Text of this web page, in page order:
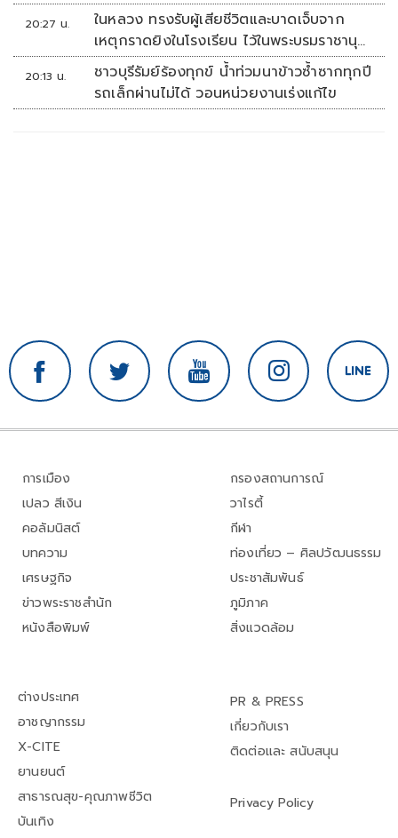
20:27 น.
ในหลวง ทรงรับผู้เสียชีวิตและบาดเจ็บจาก
เหตุกราดยิงในโรงเรียน ไว้ในพระบรมราชานุ
เคราะห์
20:13 น.
ชาวบุรีรัมย์ร้องทุกข์ น้ำท่วมนาข้าวซ้ำซากทุกปี
รถเล็กผ่านไม่ได้ วอนหน่วยงานเร่งแก้ไข
การเมือง
เปลว สีเงิน
คอลัมนิสต์
บทความ
เศรษฐกิจ
ข่าวพระราชสำนัก
หนังสือพิมพ์
กรองสถานการณ์
วาไรตี้
กีฬา
ท่องเที่ยว – ศิลปวัฒนธรรม
ประชาสัมพันธ์
ภูมิภาค
สิ่งแวดล้อม
ต่างประเทศ
อาชญากรรม
X-CITE
ยานยนต์
สาธารณสุข-คุณภาพชีวิต
บันเทิง
PR & PRESS
เกี่ยวกับเรา
ติดต่อและ สนับสนุน
Privacy Policy